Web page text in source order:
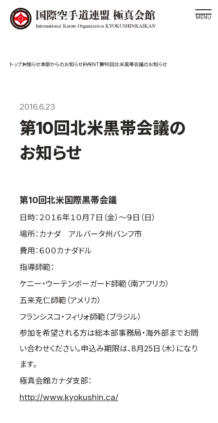
大山倍達総裁 紹介
松井章奎館長 紹介
役員紹介
各委員会紹介
国際空手道連盟について
お知らせ
支部からのお知らせ
公式大会
公式記録
試合規則
入門のご案内
一般の部・壮年部の方
会員制度
お知らせ本部からのお知らせEVENT第10回北米黒帯会議のお知らせ
2016.6.23
第10回北米黒帯会議の
お知らせ
第10回北米国際黒帯会議
日時：２０１６年１０月７日（金）～９日（日）
場所：カナダ アルバータ州バンフ市
費用：６００カナダドル
指導師範：
ケニー・ウーテンボーガード師範（南アフリカ）
五来克仁師範（アメリカ）
フランシスコ・フィリォ師範（ブラジル）
参加を希望される方は総本部事務局・海外部までお問
い合わせください。申込み期限は、8月25日（木）になり
ます。
極真会館カナダ支部：
http://www.kyokushin.ca/